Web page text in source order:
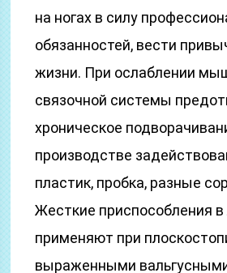
на ногах в силу
обязанностей, вести
жизни. При ослаблении
связочной системы
хроническое
производстве
пластик, пробка, разные
Жесткие приспособления
применяют при
выраженными